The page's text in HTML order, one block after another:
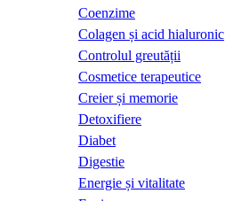
Coenzime
Colagen și acid hialuronic
Controlul greutății
Cosmetice terapeutice
Creier și memorie
Detoxifiere
Diabet
Digestie
Energie și vitalitate